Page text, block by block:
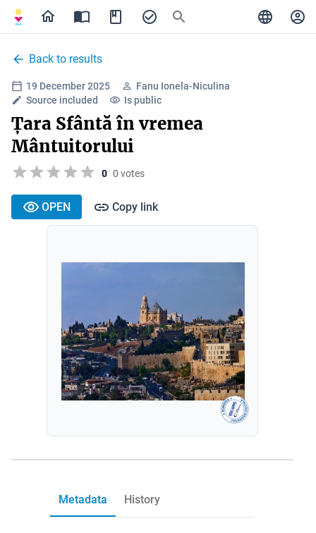
Back to results
19 December 2025
Fanu Ionela-Niculina
Source included
Is public
Țara Sfântă în vremea
Mântuitorului
0 0 votes
OPEN Copy link
Metadata History